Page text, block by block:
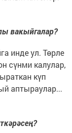
вакыйгалар?
инде ул. Төрле
сүнми калулар,
күп
аптыраулар...